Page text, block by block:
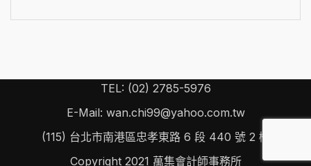
TEL: (02) 2785-5976
E-Mail: wan.chi99@yahoo.com.tw
(115) 台北市南港區忠孝東路 6 段 440 號 2 樓
Copyright 2021 萬集會計師事務所